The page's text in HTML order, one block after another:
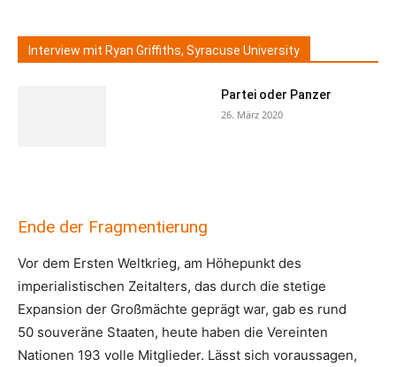
Interview mit Ryan Griffiths, Syracuse University
Partei oder Panzer
26. März 2020
Ende der Fragmentierung
Vor dem Ersten Weltkrieg, am Höhepunkt des
imperialistischen Zeitalters, das durch die stetige
Expansion der Großmächte geprägt war, gab es rund
50 souveräne Staaten, heute haben die Vereinten
Nationen 193 volle Mitglieder. Lässt sich voraussagen,